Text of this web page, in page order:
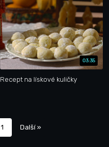
03:35
Recept na lískové kuličky
1 Další »